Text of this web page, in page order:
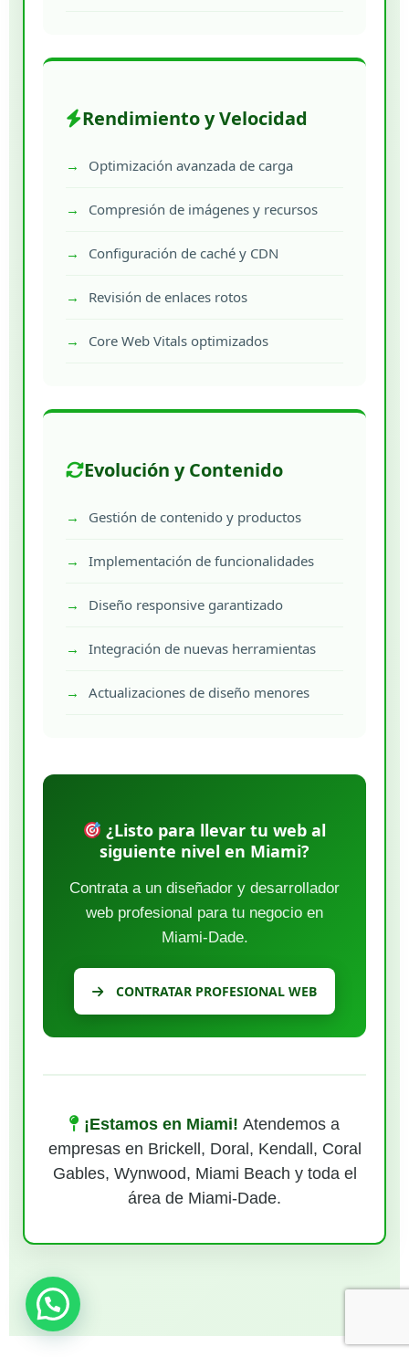
Rendimiento y Velocidad
Optimización avanzada de carga
Compresión de imágenes y recursos
Configuración de caché y CDN
Revisión de enlaces rotos
Core Web Vitals optimizados
Evolución y Contenido
Gestión de contenido y productos
Implementación de funcionalidades
Diseño responsive garantizado
Integración de nuevas herramientas
Actualizaciones de diseño menores
¿Listo para llevar tu web al
siguiente nivel en Miami?
Contrata a un diseñador y desarrollador
web profesional para tu negocio en
Miami-Dade.
CONTRATAR PROFESIONAL WEB
¡Estamos en Miami! Atendemos a
empresas en Brickell, Doral, Kendall, Coral
Gables, Wynwood, Miami Beach y toda el
área de Miami-Dade.